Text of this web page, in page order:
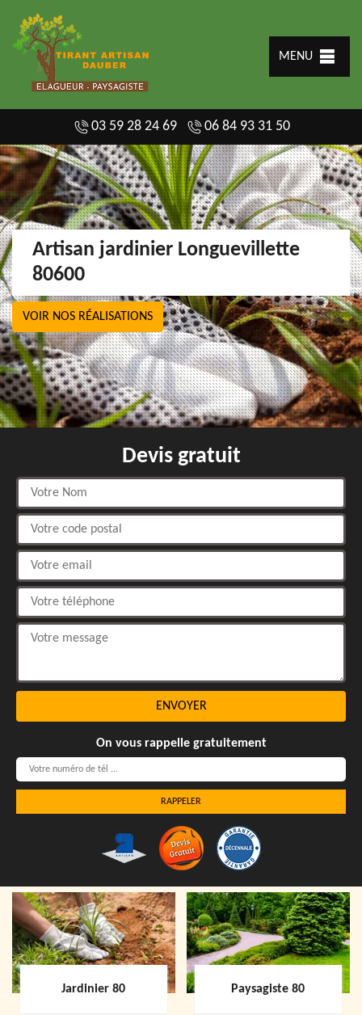
MENU
03 59 28 24 69 06 84 93 31 50
Artisan jardinier Longuevillette
80600
VOIR NOS RÉALISATIONS
Devis gratuit
On vous rappelle gratuitement
Jardinier 80 Paysagiste 80